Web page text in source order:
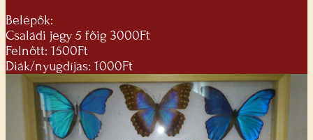
Belépők:
Családi jegy 5 főig 3000Ft
Felnőtt: 1500Ft
Diák/nyugdíjas: 1000Ft